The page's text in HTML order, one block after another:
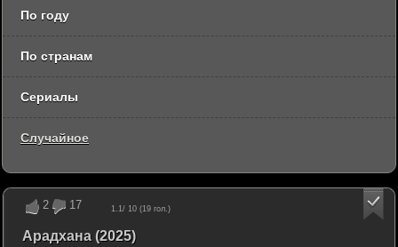
2 17 1.1/ 10 (19 гол.)
Арадхана (2025)
По году
По странам
Сериалы
Случайное